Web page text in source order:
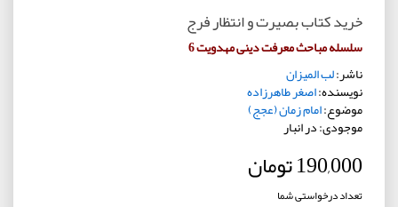
خرید کتاب بصیرت و انتظار فرج
سلسله مباحث معرفت دینی مهدویت 6
ناشر:لب المیزان
نویسنده:اصغر طاهرزاده
موضوع:امام زمان (عجج)
موجودی: در انبار
190,000 تومان
تعداد درخواستی شما